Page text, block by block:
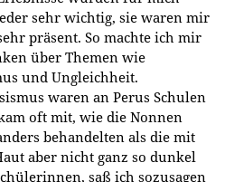
sehr wichtig, sie waren mir
präsent. So machte ich mir
über Themen wie
und Ungleichheit.
waren an Perus Schulen
oft mit, wie die Nonnen
behandelten als die mit
aber nicht ganz so dunkel
saß ich sozusagen